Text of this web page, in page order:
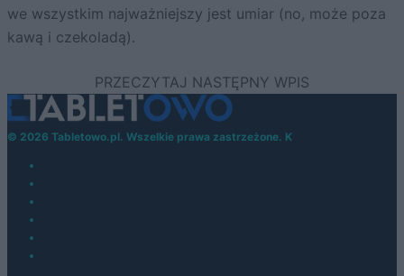
we wszystkim najważniejszy jest umiar (no, może poza
kawą i czekoladą).
© 2026 Tabletowo.pl. Wszelkie prawa zastrzeżone. K